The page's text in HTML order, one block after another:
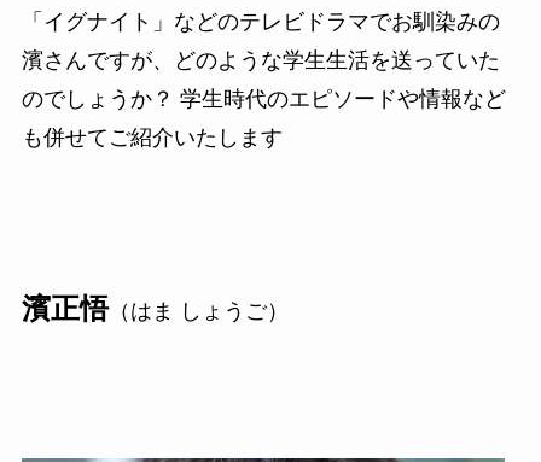
「イグナイト」などのテレビドラマでお馴染みの
濱さんですが、どのような学生生活を送っていた
のでしょうか？ 学生時代のエピソードや情報など
も併せてご紹介いたします
濱正悟（はま しょうご）